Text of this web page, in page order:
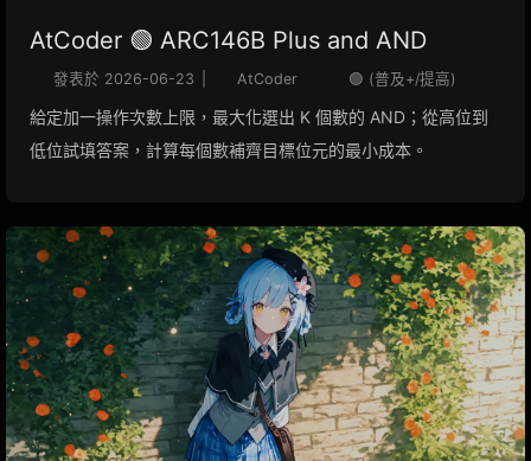
AtCoder 🟢 ARC146B Plus and AND
發表於 2026-06-23 AtCoder 🟢 (普及+/提高)
給定加一操作次數上限，最大化選出 K 個數的 AND；從高位到
低位試填答案，計算每個數補齊目標位元的最小成本。